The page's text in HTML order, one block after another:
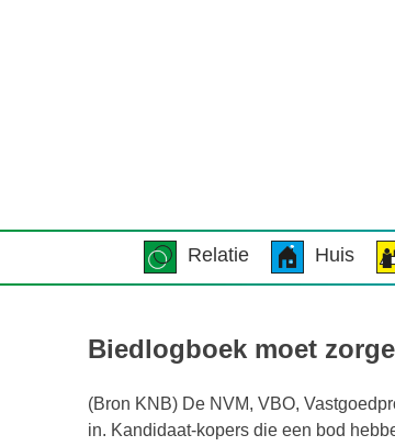
Relatie Huis
Biedlogboek moet
(Bron KNB) De NVM, VBO,
in. Kandidaat-kopers die een bod